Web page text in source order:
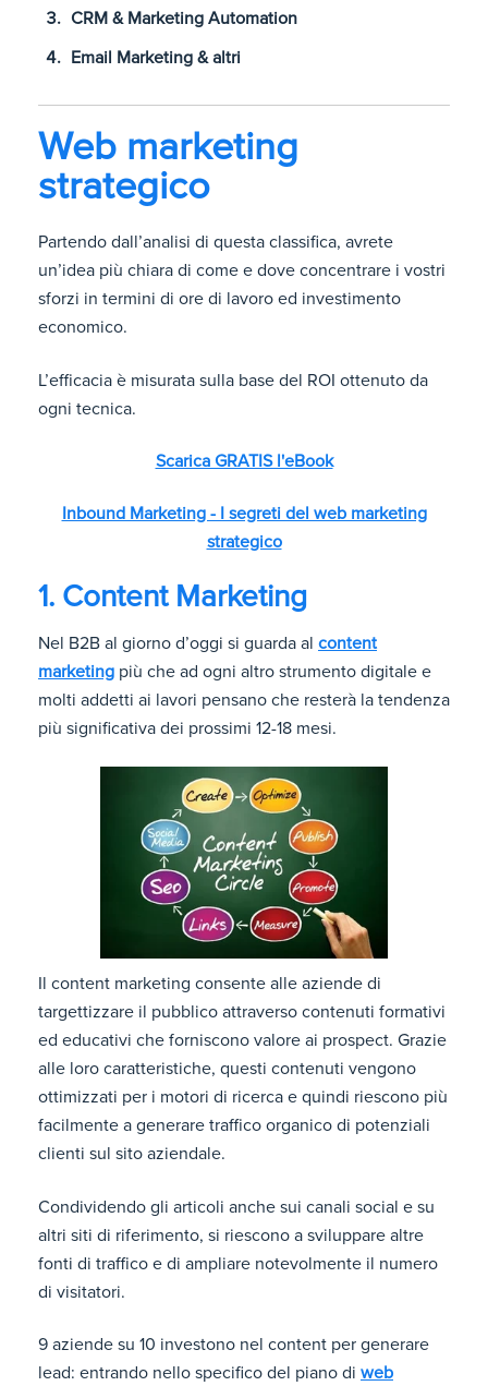
CRM & Marketing Automation
Email Marketing & altri
Web marketing
strategico
Partendo dall’analisi di questa classifica, avrete
un’idea più chiara di come e dove concentrare i vostri
sforzi in termini di ore di lavoro ed investimento
economico.
L’efficacia è misurata sulla base del ROI ottenuto da
ogni tecnica.
Scarica GRATIS l'eBook
Inbound Marketing - I segreti del web marketing
strategico
1. Content Marketing
Nel B2B al giorno d’oggi si guarda al content
marketing più che ad ogni altro strumento digitale e
molti addetti ai lavori pensano che resterà la tendenza
più significativa dei prossimi 12-18 mesi.
Il content marketing consente alle aziende di
targettizzare il pubblico attraverso contenuti formativi
ed educativi che forniscono valore ai prospect. Grazie
alle loro caratteristiche, questi contenuti vengono
ottimizzati per i motori di ricerca e quindi riescono più
facilmente a generare traffico organico di potenziali
clienti sul sito aziendale.
Condividendo gli articoli anche sui canali social e su
altri siti di riferimento, si riescono a sviluppare altre
fonti di traffico e di ampliare notevolmente il numero
di visitatori.
9 aziende su 10 investono nel content per generare
lead: entrando nello specifico del piano di web